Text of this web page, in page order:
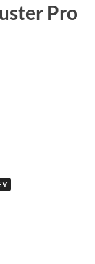
Pro